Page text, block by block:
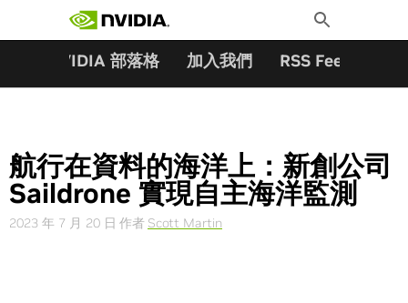
Toggle
Search
NVIDIA 部落格 加入我們 RSS Feeds
航行在資料的海洋上：新創公司
Saildrone 實現自主海洋監測
2023 年 7 月 20 日 作者 Scott Martin